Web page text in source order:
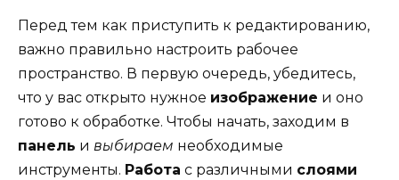
Перед тем как приступить к редактированию,
важно правильно настроить рабочее
пространство. В первую очередь, убедитесь,
что у вас открыто нужное изображение и оно
готово к обработке. Чтобы начать, заходим в
панель и выбираем необходимые
инструменты. Работа с различными слоями